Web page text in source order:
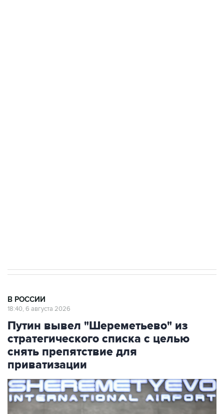
Путин вывел "Шереметьево" из
стратегического списка с целью
снять препятствие для
приватизации